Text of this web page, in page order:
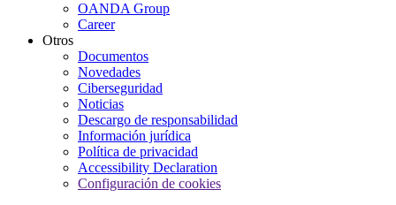
OANDA Group
Career
Otros
Documentos
Novedades
Ciberseguridad
Noticias
Descargo de responsabilidad
Información jurídica
Política de privacidad
Accessibility Declaration
Configuración de cookies